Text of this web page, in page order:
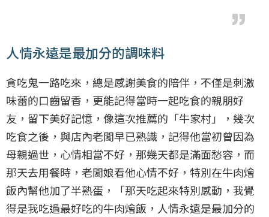
人情永遠是最加分的調味料
貪吃鬼一路吃來，總是感謝美食的陪伴，不僅是刺激
味蕾的口齒留香，更能記得當時一起吃食的親朋好
友，留下美好記憶，像這次推薦的「牛家村」，幾次
吃食之後，與店內老闆早已熟識，記得他當初曾因為
母親過世，心情相當不好，那幾天都是滿面愁容，而
那天去用餐時，老闆娘看他心情不好，特別在牛肉燴
飯內幫他加了半熟蛋，「那天吃起來特別感動，我覺
得是我吃過最好吃的牛肉燴飯，人情永遠是最加分的